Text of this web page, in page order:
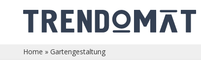
Home » Gartengestaltung